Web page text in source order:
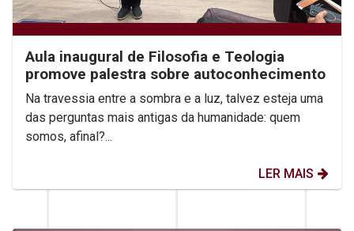
Aula inaugural de Filosofia e Teologia
promove palestra sobre autoconhecimento
Na travessia entre a sombra e a luz, talvez esteja uma
das perguntas mais antigas da humanidade: quem
somos, afinal?...
LER MAIS